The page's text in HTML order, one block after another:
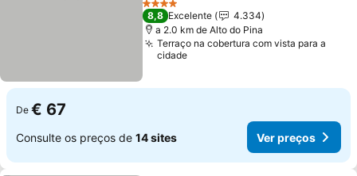
4 Estrelas
8,8 Excelente
4.334
a 2.0 km de Alto do Pina
Terraço na cobertura com vista para a
cidade
De € 67
Consulte os preços de 14 sites Ver preços